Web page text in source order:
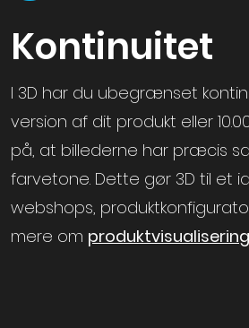
Kontinuitet
I 3D har du ubegrænset
version af dit produkt eller
på, at billederne har præcis
farvetone. Dette gør 3D til et
webshops,
mere om produktvisualisering